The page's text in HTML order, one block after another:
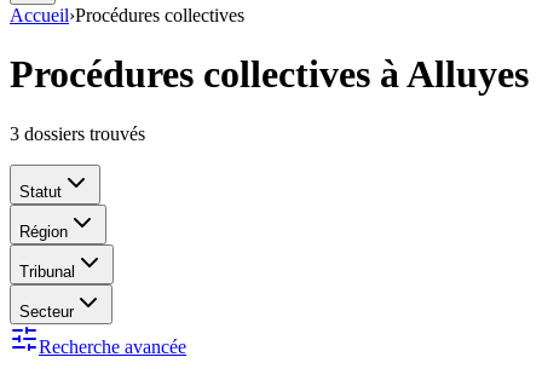
Accueil›Procédures collectives
Procédures collectives à Alluyes
3 dossiers trouvés
Statut
Région
Tribunal
Secteur
Recherche avancée